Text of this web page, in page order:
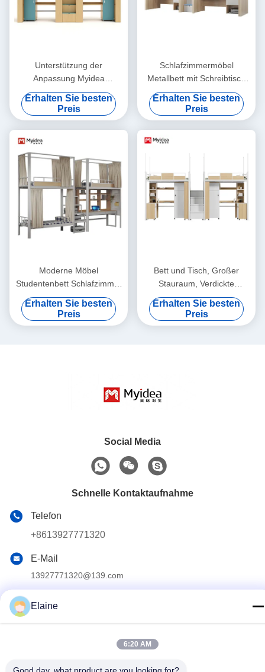
Unterstützung der
Anpassung Myidea
Büromöbel Farbiges Holz
Kinder Bunkbett Für
Kindergarten
Erhalten Sie besten
Preis
Schlafzimmermöbel
Metallbett mit Schreibtisch
Holzpfostenunterstützung
Erhalten Sie besten
Preis
Moderne Möbel
Studentenbett Schlafzimmer
mit
Schreibtischunterstützung
Erhalten Sie besten
Preis
Bett und Tisch, Großer
Stauraum, Verdickte
Arbeitsplatte, Runde Nägel,
Versiegelte Kanten für
Aufbewahrung, Treppen und
Erhalten Sie besten
Preis
Social Media
Schnelle Kontaktaufnahme
Telefon
+8613927771320
E-Mail
13927771320@139.com
Jiujiang, Bezirk Nanhai, Stadt Foshan, Provinz Guangdong,
Elaine
6:20 AM